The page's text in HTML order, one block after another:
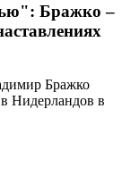
Бражко –
Бражко
Нидерландов в